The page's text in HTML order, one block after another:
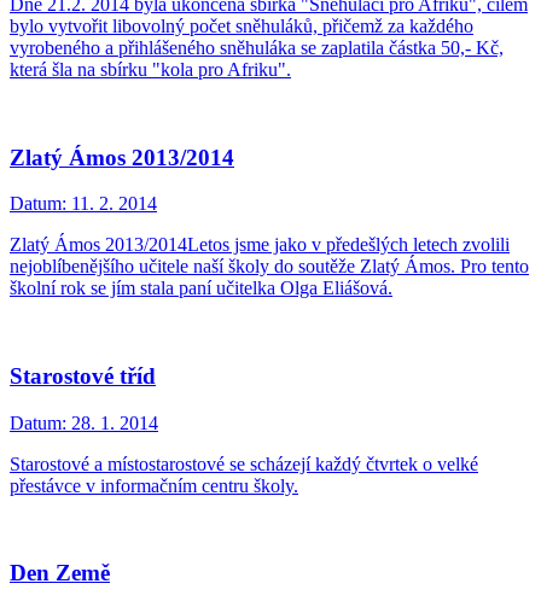
bylo vytvořit libovolný počet sněhuláků, přičemž za každého
vyrobeného a přihlášeného sněhuláka se zaplatila částka 50,- Kč,
která šla na sbírku "kola pro Afriku".
Zlatý Ámos 2013/2014
Datum: 11. 2. 2014
Zlatý Ámos 2013/2014Letos jsme jako v předešlých letech zvolili
nejoblíbenějšího učitele naší školy do soutěže Zlatý Ámos. Pro tento
školní rok se jím stala paní učitelka Olga Eliášová.
Starostové tříd
Datum: 28. 1. 2014
Starostové a místostarostové se scházejí každý čtvrtek o velké
přestávce v informačním centru školy.
Den Země